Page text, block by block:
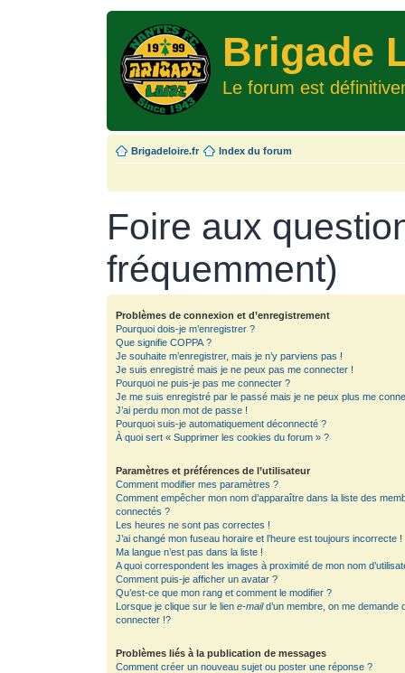
Brigade
Le forum est
Brigadeloire.fr Index du forum
Foire aux
fréquemment)
Problèmes de connexion et d’enregistrement
Pourquoi dois-je m’enregistrer ?
Que signifie COPPA ?
Je souhaite m’enregistrer, mais je n’y parviens pas !
Je suis enregistré mais je ne peux pas me connecter !
Pourquoi ne puis-je pas me connecter ?
Je me suis enregistré par le passé mais je ne peux plus me
J’ai perdu mon mot de passe !
Pourquoi suis-je automatiquement déconnecté ?
À quoi sert « Supprimer les cookies du forum » ?
Paramètres et préférences de l’utilisateur
Comment modifier mes paramètres ?
Comment empêcher mon nom d’apparaître dans la liste des
connectés ?
Les heures ne sont pas correctes !
J’ai changé mon fuseau horaire et l’heure est toujours incorrecte !
Ma langue n’est pas dans la liste !
A quoi correspondent les images à proximité de mon nom
Comment puis-je afficher un avatar ?
Qu’est-ce que mon rang et comment le modifier ?
Lorsque je clique sur le lien e-maild’un membre, on me demande
connecter !?
Problèmes liés à la publication de messages
Comment créer un nouveau sujet ou poster une réponse ?